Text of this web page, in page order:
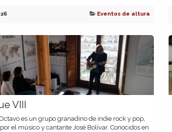
Eventos de altura
VIII
es un grupo granadino de indie rock y pop,
el músico y cantante José Bolívar. Conocidos en